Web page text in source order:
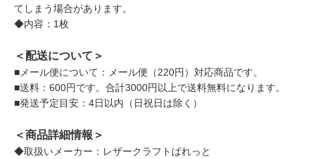
てしまう場合があります。
◆内容：1枚
＜配送について＞
■メール便について：メール便（220円）対応商品です。
■送料：600円です。合計3000円以上で送料無料になります。
■発送予定目安：4日以内（日祝日は除く）
＜商品詳細情報＞
◆取扱いメーカー：レザークラフトぱれっと